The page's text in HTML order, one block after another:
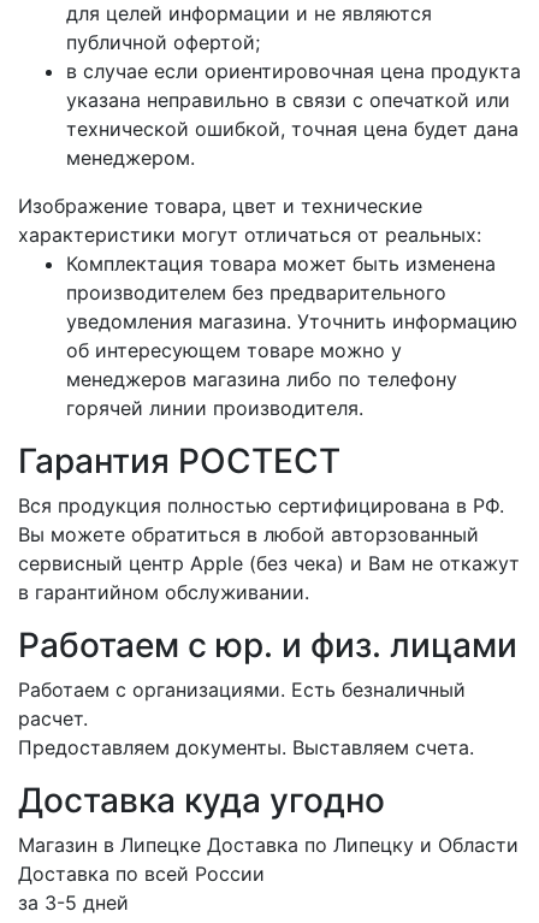
для целей информации и не являются
публичной офертой;
в случае если ориентировочная цена продукта
указана неправильно в связи с опечаткой или
технической ошибкой, точная цена будет дана
менеджером.
Изображение товара, цвет и технические
характеристики могут отличаться от реальных:
Комплектация товара может быть изменена
производителем без предварительного
уведомления магазина. Уточнить информацию
об интересующем товаре можно у
менеджеров магазина либо по телефону
горячей линии производителя.
Гарантия РОСТЕСТ
Вся продукция полностью сертифицирована в РФ.
Вы можете обратиться в любой авторзованный
сервисный центр Apple (без чека) и Вам не откажут
в гарантийном обслуживании.
Работаем с юр. и физ. лицами
Работаем с организациями. Есть безналичный
расчет.
Предоставляем документы. Выставляем счета.
Доставка куда угодно
Магазин в Липецке Доставка по Липецку и Области
Доставка по всей России
за 3-5 дней